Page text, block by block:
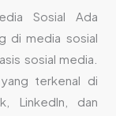
Sosial Ada
di media sosial
sosial media.
terkenal di
LinkedIn, dan